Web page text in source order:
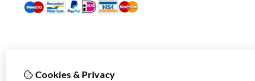
Cookies & Privacy